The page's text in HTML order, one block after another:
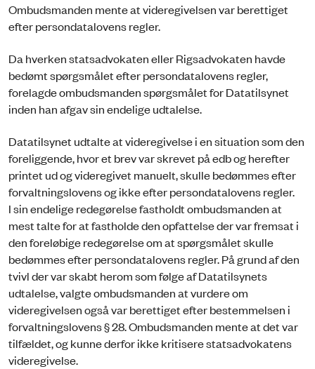
Ombudsmanden mente at videregivelsen var berettiget
efter persondatalovens regler.
Da hverken statsadvokaten eller Rigsadvokaten havde
bedømt spørgsmålet efter persondatalovens regler,
forelagde ombudsmanden spørgsmålet for Datatilsynet
inden han afgav sin endelige udtalelse.
Datatilsynet udtalte at videregivelse i en situation som den
foreliggende, hvor et brev var skrevet på edb og herefter
printet ud og videregivet manuelt, skulle bedømmes efter
forvaltningslovens og ikke efter persondatalovens regler.
I sin endelige redegørelse fastholdt ombudsmanden at
mest talte for at fastholde den opfattelse der var fremsat i
den foreløbige redegørelse om at spørgsmålet skulle
bedømmes efter persondatalovens regler. På grund af den
tvivl der var skabt herom som følge af Datatilsynets
udtalelse, valgte ombudsmanden at vurdere om
videregivelsen også var berettiget efter bestemmelsen i
forvaltningslovens § 28. Ombudsmanden mente at det var
tilfældet, og kunne derfor ikke kritisere statsadvokatens
videregivelse.